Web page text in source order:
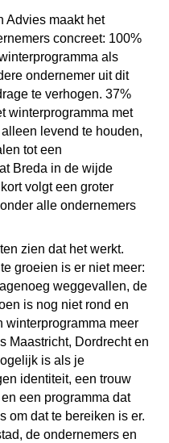
Advies maakt het
concreet: 100%
als
ondernemer uit dit
te verhogen. 37%
winterprogramma met
levend te houden,
tot een
Breda in de wijde
volgt een groter
alle ondernemers
zien dat het werkt.
groeien is er niet meer:
weggevallen, de
is nog niet rond en
winterprogramma meer
Maastricht, Dordrecht en
is als je
identiteit, een trouw
een programma dat
om dat te bereiken is er.
de ondernemers en